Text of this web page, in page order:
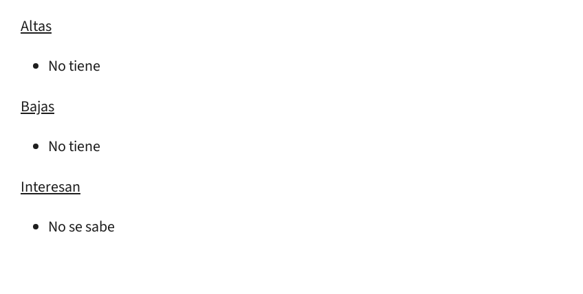
Altas
No tiene
Bajas
No tiene
Interesan
No se sabe